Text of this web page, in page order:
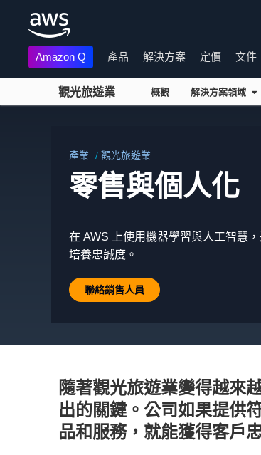
Amazon Q 產品 解決方案 定價 文件
觀光旅遊業 概觀 解決方案領域
產業 觀光旅遊業
零售與個人化
在 AWS 上使用機器學習與人工智慧
培養忠誠度。
聯絡銷售人員
隨著觀光旅遊業變得越來
出的關鍵。公司如果提供
品和服務，就能獲得客戶